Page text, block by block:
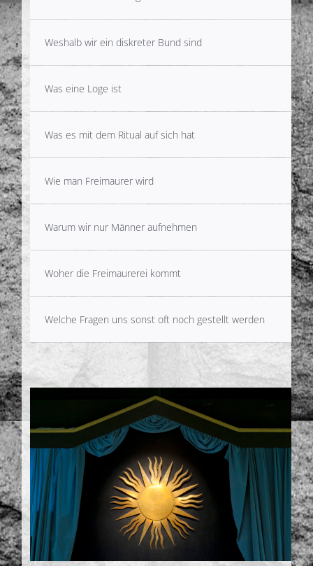
Gedanken
Deutsch
Weshalb wir ein diskreter Bund sind
Was eine Loge ist
Was es mit dem Ritual auf sich hat
Wie man Freimaurer wird
Warum wir nur Männer aufnehmen
Woher die Freimaurerei kommt
Welche Fragen uns sonst oft noch gestellt werden